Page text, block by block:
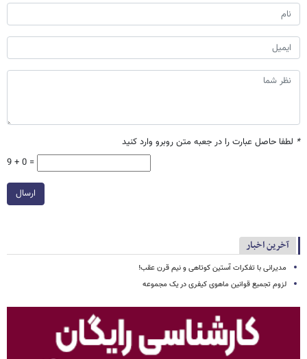
* لطفا حاصل عبارت را در جعبه متن روبرو وارد کنید
9 + 0 =
ارسال
آخرین اخبار
مدیرانی با تفکرات آستین کوتاهی و نیم قرن عقب!
لزوم تجمیع قوانین ماهوی کیفری در یک مجموعه